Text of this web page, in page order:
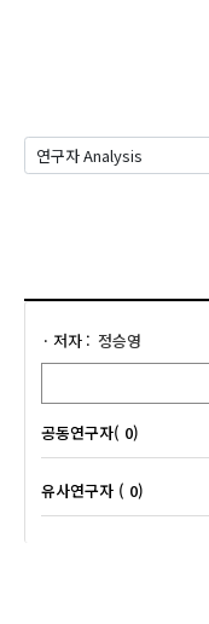
저자
정승영
공동연구자( 0)
유사연구자 ( 0)